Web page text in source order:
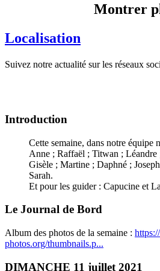
Montrer
Localisation
Suivez notre actualité sur les réseaux
Introduction
Cette semaine, dans notre équipe
Anne ; Raffaël ; Titwan ; Léandre
Gisèle ; Martine ; Daphné ;
Sarah.
Et pour les guider : Capucine et
Le Journal de Bord
Album des photos de la semaine :
photos.org/thumbnails.p...
DIMANCHE 11 juillet 2021